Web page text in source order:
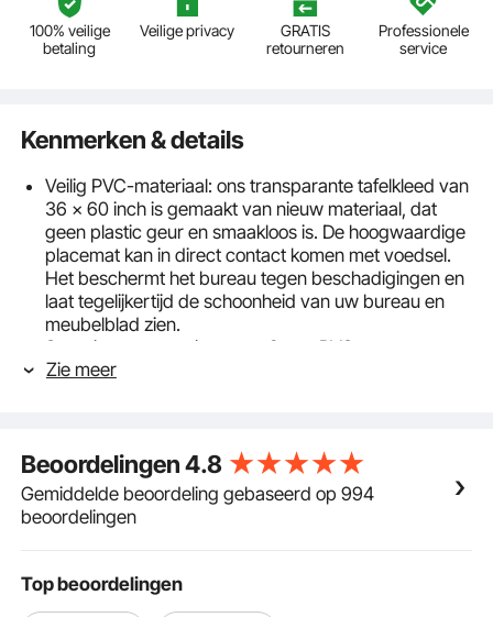
100% veilige
betaling
Veilige privacy
GRATIS
retourneren
Professionele
service
Kenmerken & details
Veilig PVC-materiaal: ons transparante tafelkleed van
36 x 60 inch is gemaakt van nieuw materiaal, dat
geen plastic geur en smaakloos is. De hoogwaardige
placemat kan in direct contact komen met voedsel.
Het beschermt het bureau tegen beschadigingen en
laat tegelijkertijd de schoonheid van uw bureau en
meubelblad zien.
Superieure prestaties: onze 2 mm PVC-
tafelbeschermer is dik, waterdicht, krasbestendig,
ziet de hoes er als nieuw uit.
Zo krijg je een platte hoes: 1. Verwarm hem met een
föhn om hem plat te maken. 2. Week het een paar
minuten in heet water om het plat te maken. 3. Stel
maken. 4. Leg de tafelbeschermer in omgekeerde
rolrichting neer en plaats er zware voorwerpen op
Zie meer
Beoordelingen4.8
Gemiddelde beoordeling gebaseerd op 994
beoordelingen
Top beoordelingen